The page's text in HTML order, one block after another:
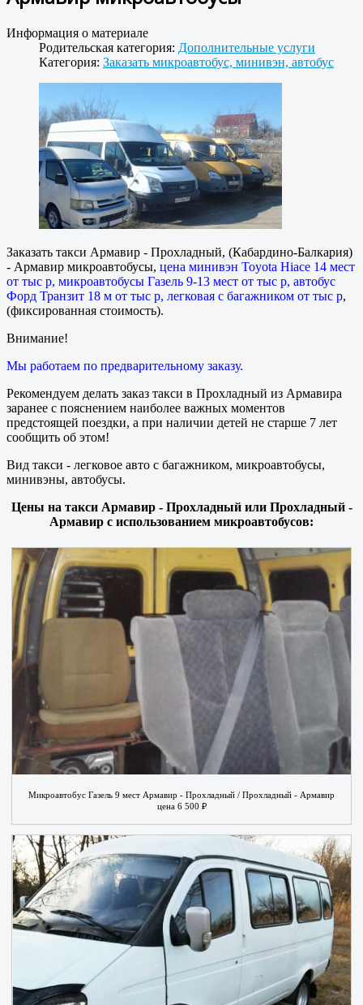
Информация о материале
Родительская категория: Дополнительные услуги
Категория: Заказать микроавтобус, минивэн, автобус
Заказать такси Армавир - Прохладный, (Кабардино-Балкария)
- Армавир микроавтобусы, цена минивэн Toyota Hiace 14 мест
от тыс р, микроавтобусы Газель 9-13 мест от тыс р, автобус
Форд Транзит 18 м от тыс р, легковая с багажником от тыс р,
(фиксированная стоимость).
Внимание!
Мы работаем по предварительному заказу.
Рекомендуем делать заказ такси в Прохладный из Армавира
заранее с пояснением наиболее важных моментов
предстоящей поездки, а при наличии детей не старше 7 лет
сообщить об этом!
Вид такси - легковое авто с багажником, микроавтобусы,
минивэны, автобусы.
Цены на такси Армавир - Прохладный или Прохладный -
Армавир с использованием микроавтобусов:
Микроавтобус Газель 9 мест Армавир - Прохладный / Прохладный - Армавир
цена 6 500 ₽